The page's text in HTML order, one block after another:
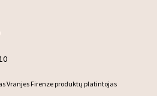
Vranjes Firenze produktų platintojas